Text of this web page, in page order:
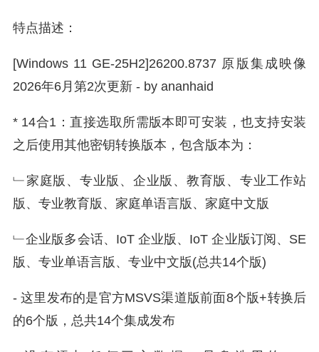
特点描述：
[Windows 11 GE-25H2]26200.8737 原版集成映像
2026年6月第2次更新 - by ananhaid
* 14合1：直接选取所需版本即可安装，也支持安装
之后使用其他密钥转换版本，包含版本为：
﹂家庭版、专业版、企业版、教育版、专业工作站
版、专业教育版、家庭单语言版、家庭中文版
﹂企业版多会话、IoT 企业版、IoT 企业版订阅、SE
版、专业单语言版、专业中文版(总共14个版)
- 这里发布的是官方MSVS渠道版前面8个版+转换后
的6个版，总共14个集成发布